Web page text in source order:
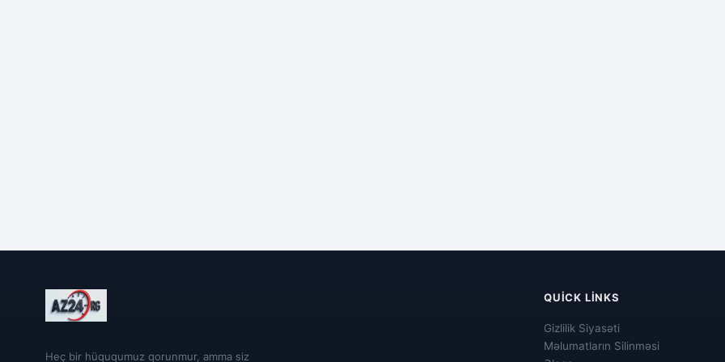
Heç bir hüququmuz qorunmur, amma siz
QUICK LINKS
Gizlilik Siyasəti
Məlumatların Silinməsi